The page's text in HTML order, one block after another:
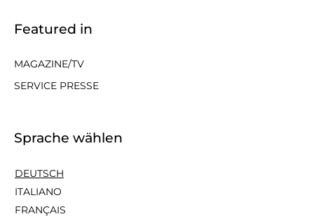
Featured in
MAGAZINE/TV
SERVICE PRESSE
Sprache wählen
DEUTSCH
ITALIANO
FRANÇAIS